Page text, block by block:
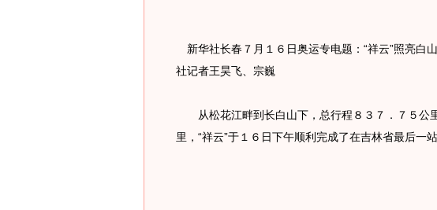
新华社长春７月１６日奥运专电题：“祥云”照亮
社记者王昊飞、宗巍
从松花江畔到长白山下，总行程８３７．７５公
里，“祥云”于１６日下午顺利完成了在吉林省最后一